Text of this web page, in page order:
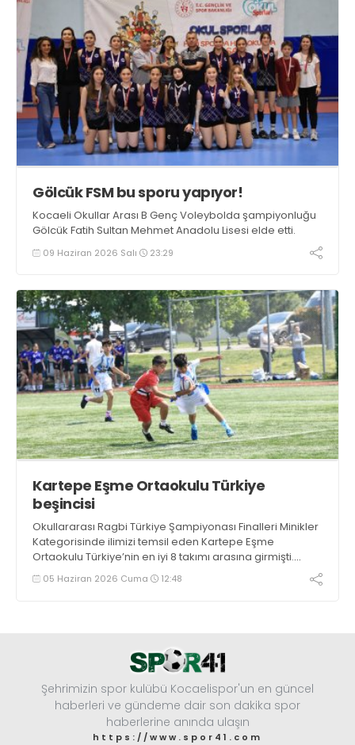
Gölcük FSM bu sporu yapıyor!
Kocaeli Okullar Arası B Genç Voleybolda şampiyonluğu
Gölcük Fatih Sultan Mehmet Anadolu Lisesi elde etti.
09 Haziran 2026 Salı 23:29
Kartepe Eşme Ortaokulu Türkiye
beşincisi
Okullararası Ragbi Türkiye Şampiyonası Finalleri Minikler
Kategorisinde ilimizi temsil eden Kartepe Eşme
Ortaokulu Türkiye’nin en iyi 8 takımı arasına girmişti.
Önce Batman'ı 5-0 ardından Tokat'ı deviren ekibimiz
Türkiye beşincisi oldu.
05 Haziran 2026 Cuma 12:48
Şehrimizin spor kulübü Kocaelispor'un en güncel
haberleri ve gündeme dair son dakika spor
haberlerine anında ulaşın
https://www.spor41.com